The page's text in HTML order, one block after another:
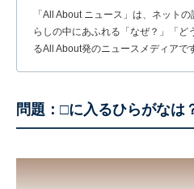
「All About ニュース」は、ネット
らしの中にあふれる「なぜ？」「ど
るAll About発のニュースメディアで
問題：□に入るひらがなは